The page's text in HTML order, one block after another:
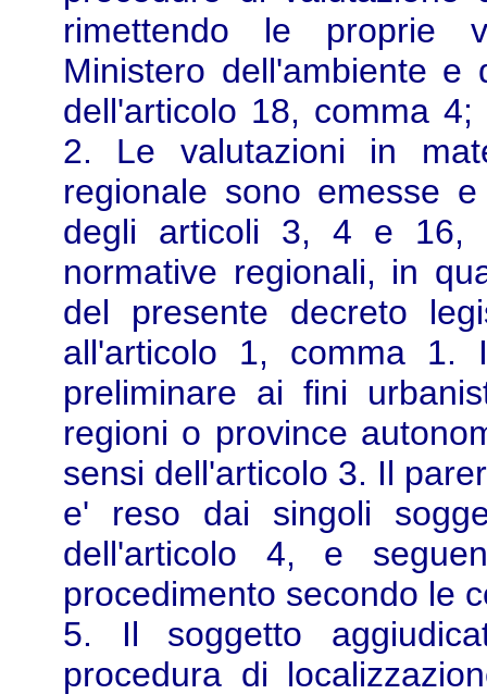
rimettendo le proprie
Ministero dell'ambiente
dell'articolo 18, comma
2. Le valutazioni in
regionale sono emesse
degli articoli 3, 4 e 16,
normative regionali, in
del presente decreto
all'articolo 1, comma 1.
preliminare ai fini
regioni o province
sensi dell'articolo 3. Il
e' reso dai singoli
dell'articolo 4, e
procedimento secondo le
5. Il soggetto
procedura di